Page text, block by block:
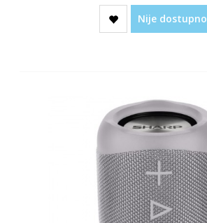
Nije dostupno